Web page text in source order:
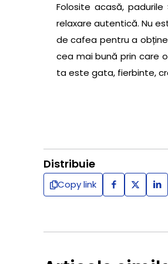
Folosite acasă,
relaxare autentică. Nu
de cafea pentru a
cea mai bună prin care
ta este gata, fierbinte,
Distribuie
Copy link